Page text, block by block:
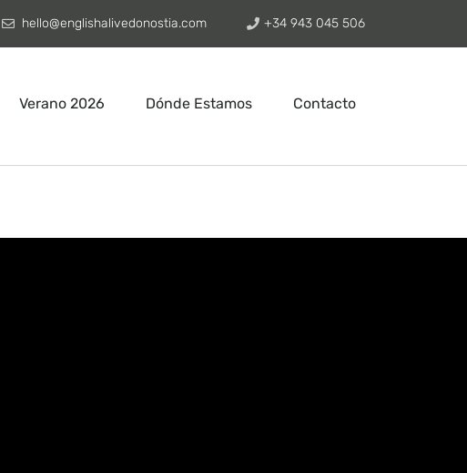
hello@englishalivedonostia.com +34 943 045 506
Verano 2026 Dónde Estamos Contacto